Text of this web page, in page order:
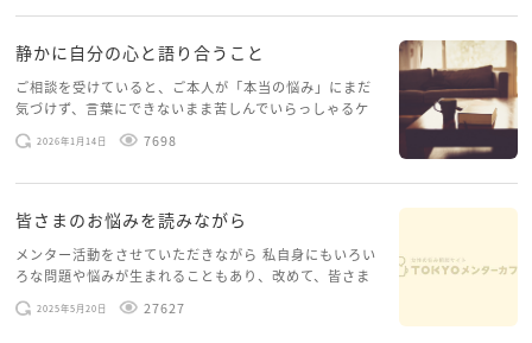
静かに自分の心と語り合うこと
ご相談を受けていると、ご本人が「本当の悩み」にまだ
気づけず、言葉にできないまま苦しんでいらっしゃるケ
ースがありますお悩みというのは、心の深いところ（深
層心理）に触れることで、まったく違う角度から解決の
2026年1月14日 7698
皆さまのお悩みを読みながら
メンター活動をさせていただきながら 私自身にもいろい
ろな問題や悩みが生まれることもあり、改めて、皆さま
のお悩みを読みながら 「みんな、もがいてる。わたし
だけじゃないんだな」と、逆に励まされるような日々で
2025年5月20日 27627